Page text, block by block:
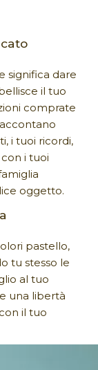
significa dare
il tuo
comprate
i tuoi ricordi,
i tuoi
oggetto.
pastello,
tu stesso le
al tuo
una libertà
il tuo